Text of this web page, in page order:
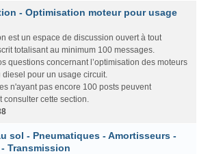
- Optimisation moteur pour usage
est un espace de discussion ouvert à tout
totalisant au minimum 100 messages.
questions concernant l’optimisation des moteurs
diesel pour un usage circuit.
n'ayant pas encore 100 posts peuvent
consulter cette section.
sol - Pneumatiques - Amortisseurs -
Transmission